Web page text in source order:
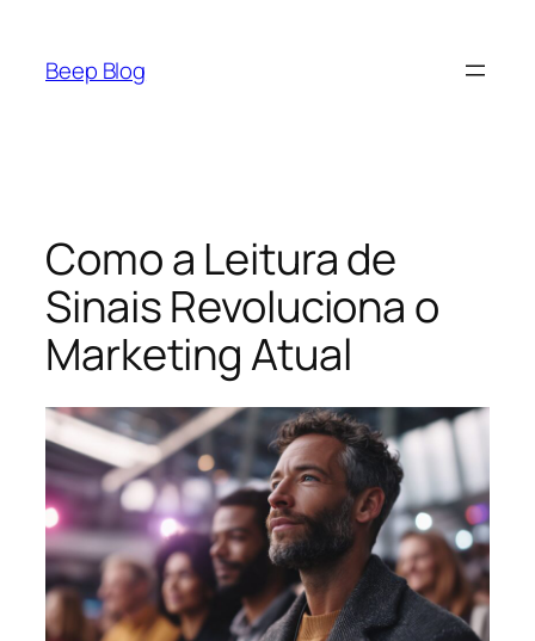
Beep Blog
Como a Leitura de
Sinais Revoluciona o
Marketing Atual